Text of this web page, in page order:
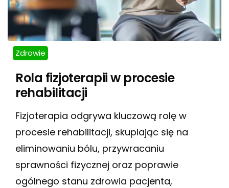
Zdrowie
Rola fizjoterapii w procesie
rehabilitacji
Fizjoterapia odgrywa kluczową rolę w
procesie rehabilitacji, skupiając się na
eliminowaniu bólu, przywracaniu
sprawności fizycznej oraz poprawie
ogólnego stanu zdrowia pacjenta,